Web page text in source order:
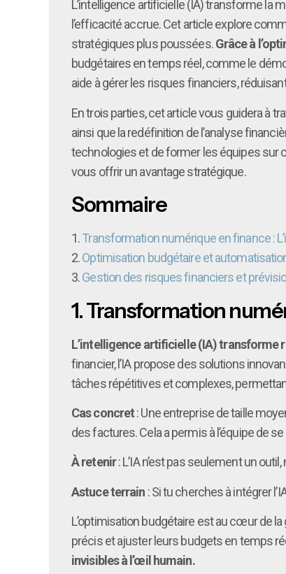
L’intelligence artificielle (IA) transforme la
l’efficacité accrue. Cet article explore
stratégiques plus poussées.Grâce à
budgétaires en temps réel, comme le
aide à gérer les risques financiers,
En trois parties, cet article vous guidera à
ainsi que la redéfinition de l’analyse
technologies et de former les équipes sur
vous offrir un avantage stratégique.
Sommaire
1.Transformation numérique en finance :
2.Optimisation budgétaire et
3.Gestion des risques financiers et
1.Transformation
L’intelligence artificielle (IA) transforme
financier, l’IA propose des solutions
tâches répétitives et complexes,
Cas concret: Une entreprise de taille
des factures. Cela a permis à l’équipe de
À retenir: L’IA n’est pas seulement un
Astuce terrain : Si tu cherches à intégrer
L’optimisation budgétaire est au cœur de
précis et ajuster leurs budgets en temps
invisibles à l’œil humain.